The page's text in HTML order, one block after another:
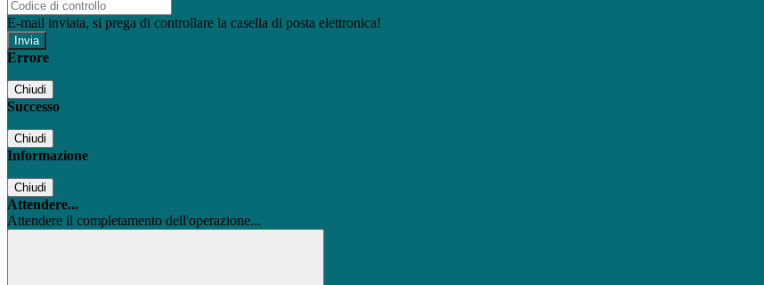
E-mail inviata, si prega di controllare la casella di posta elettronica!
Errore
Chiudi
Successo
Chiudi
Informazione
Chiudi
Attendere...
Attendere il completamento dell'operazione...